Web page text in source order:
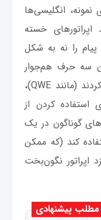
انگلیسی‌ها
خسته
را نه به شکل
سه حرف هم‌جوار
روی صفحه کلید انیگما انتخاب می‌کردند (مانند QWE)،
استفاده کردن از
گوناگون در یک
کند (که ممکن
اپراتور نگون‌بخت
مطلب پیشنهادی